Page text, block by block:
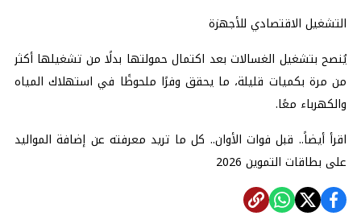
التشغيل الاقتصادي للأجهزة
يُنصح بتشغيل الغسالات بعد اكتمال حمولتها بدلًا من تشغيلها أكثر
من مرة بكميات قليلة، ما يحقق وفرًا ملحوظًا في استهلاك المياه
والكهرباء معًا.
اقرأ أيضاً.. قبل فوات الأوان.. كل ما تريد معرفته عن إضافة المواليد
على بطاقات التموين 2026